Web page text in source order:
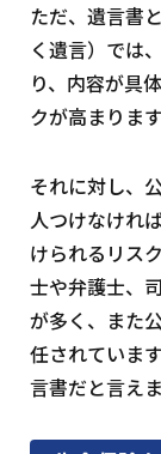
ただ、遺言書
く遺言）では
り、内容が具
クが高まります
それに対し、
人つけなけれ
けられるリス
士や弁護士、
が多く、また
任されていま
言書だと言えま